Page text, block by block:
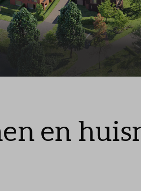
Veelgestelde vragen
Contact
en